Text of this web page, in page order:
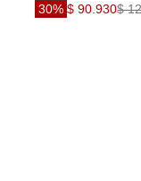
30% $ 90.930$